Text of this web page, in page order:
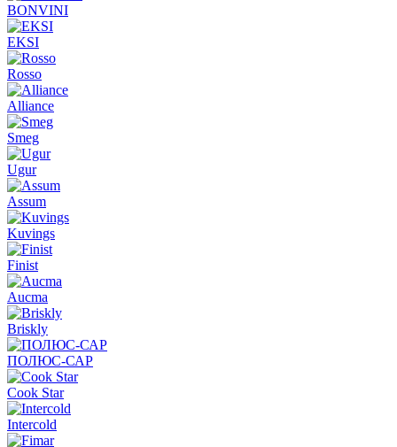
BONVINI
EKSI
Rosso
Alliance
Smeg
Ugur
Assum
Kuvings
Finist
Aucma
Briskly
ПОЛЮС-САР
Cook Star
Intercold